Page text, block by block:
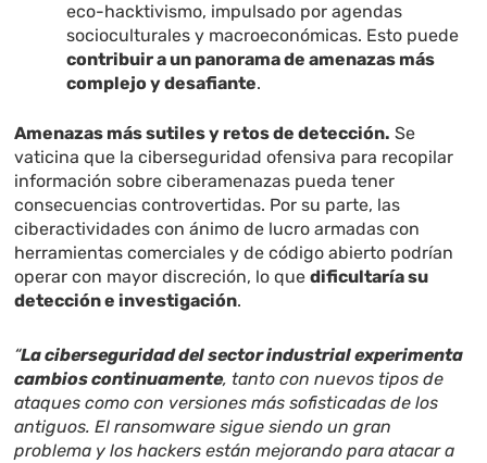
eco-hacktivismo, impulsado por agendas
socioculturales y macroeconómicas. Esto puede
contribuir a un panorama de amenazas más
complejo y desafiante.
Amenazas más sutiles y retos de detección. Se
vaticina que la ciberseguridad ofensiva para recopilar
información sobre ciberamenazas pueda tener
consecuencias controvertidas. Por su parte, las
ciberactividades con ánimo de lucro armadas con
herramientas comerciales y de código abierto podrían
operar con mayor discreción, lo quedificultaría su
detección e investigación.
“La ciberseguridad del sector industrial experimenta
cambios continuamente, tanto con nuevos tipos de
ataques como con versiones más sofisticadas de los
antiguos. El ransomware sigue siendo un gran
problema y los hackers están mejorando para atacar a